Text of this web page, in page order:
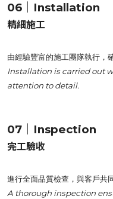
06｜Installation
精細施工
由經驗豐富的施工團隊執行，
Installation is carried out
attention to detail.
07｜Inspection
完工驗收
進行全面品質檢查，與客戶共
A thorough inspection